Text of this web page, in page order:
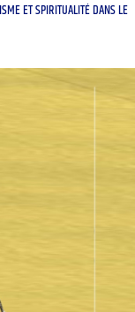
ET SPIRITUALITÉ DANS LE